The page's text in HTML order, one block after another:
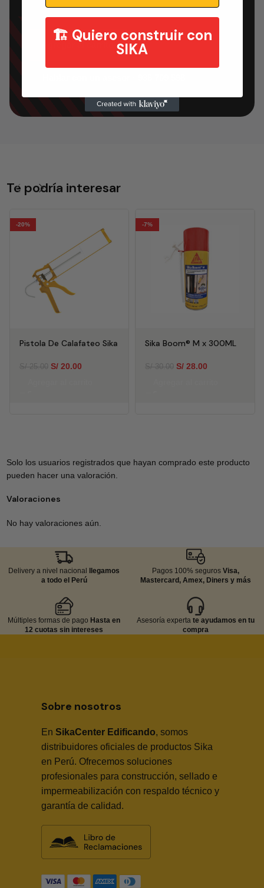
Agregar al carrito
Te podría interesar
-20%
Pistola De Calafateo Sika
S/20.00
-7%
Sika Boom® M x 300ML
S/ 28.00
Valoraciones
No hay valoraciones aún.
Solo los usuarios registrados que hayan comprado este producto
pueden hacer una valoración.
Delivery a nivel nacional llegamos
a todo el Perú
Múltiples formas de pago Hasta en
12 cuotas sin intereses
Pagos 100% seguros Visa,
Mastercard, Amex, Diners y más
Asesoría experta te ayudamos en tu
compra
Sobre nosotros
En SikaCenter Edificando, somos
distribuidores oficiales de productos Sika
en Perú. Ofrecemos soluciones
profesionales para construcción, sellado e
impermeabilización con respaldo técnico y
garantía de calidad.
🏗️ Quiero construir con
SIKA